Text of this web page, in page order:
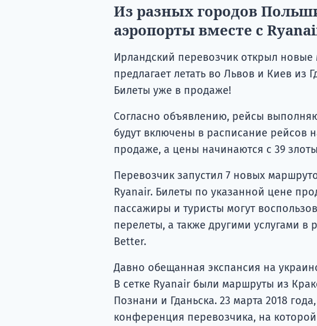
Из разных городов
аэропорты вместе с
Ирландский перевозчик открыл
предлагает летать во Львов и Киев
Билеты уже в продаже!
Согласно объявлению, рейсы
будут включены в расписание рейсов
продаже, а цены начинаются с 39
Перевозчик запустил 7 новых
Ryanair. Билеты по указанной цене
пассажиры и туристы могут
перелеты, а также другими услугами
Better.
Давно обещанная экспансия на
В сетке Ryanair были маршруты из
Познани и Гданьска. 23 марта 2018
конференция перевозчика, на